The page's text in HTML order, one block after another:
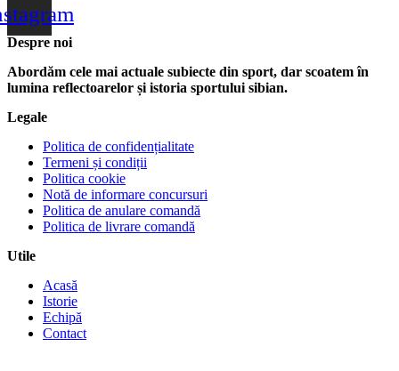
Despre noi
Abordăm cele mai actuale subiecte din sport, dar scoatem în
lumina reflectoarelor și istoria sportului sibian.
Legale
Politica de confidențialitate
Termeni și condiții
Politica cookie
Notă de informare concursuri
Politica de anulare comandă
Politica de livrare comandă
Utile
Acasă
Istorie
Echipă
Contact